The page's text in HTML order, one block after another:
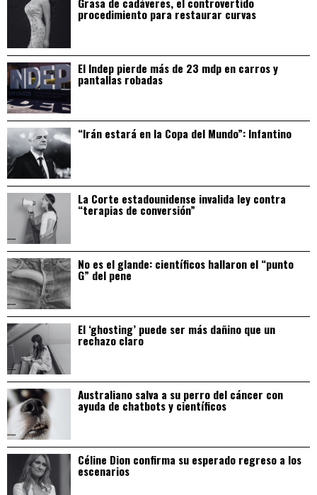
Grasa de cadáveres, el controvertido
procedimiento para restaurar curvas
El Indep pierde más de 23 mdp en carros y
pantallas robadas
“Irán estará en la Copa del Mundo”: Infantino
La Corte estadounidense invalida ley contra
“terapias de conversión”
No es el glande: científicos hallaron el “punto
G” del pene
El ‘ghosting’ puede ser más dañino que un
rechazo claro
Australiano salva a su perro del cáncer con
ayuda de chatbots y científicos
Céline Dion confirma su esperado regreso a los
escenarios